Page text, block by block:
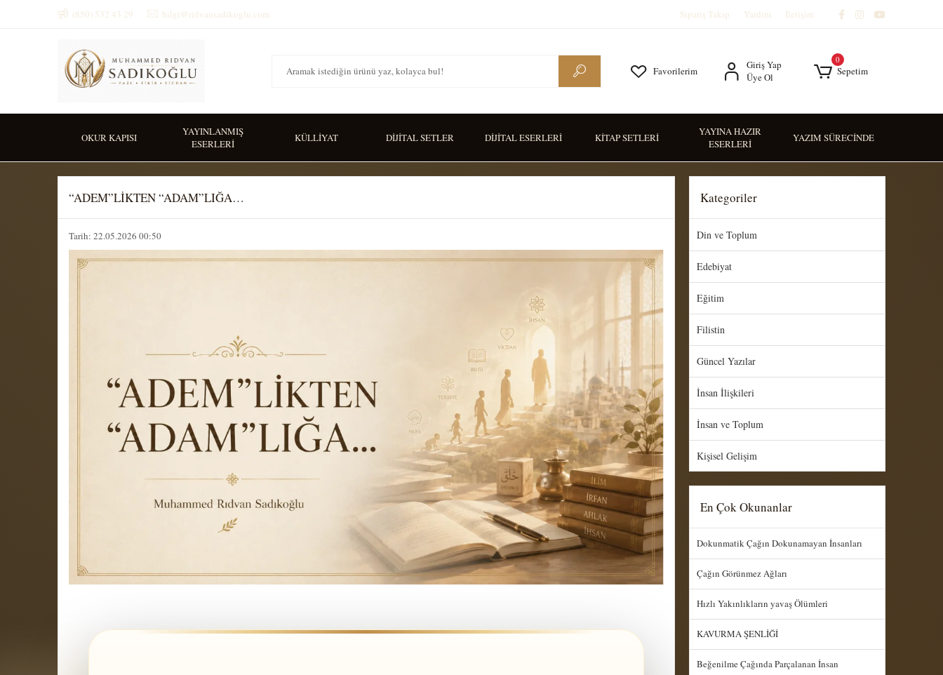
(850) 532 43 29 bilgi@ridvansadikoglu.com Sipariş Takip Yardım İletişim
Favorilerim
Giriş Yap
Üye Ol
0
Sepetim
OKUR KAPISI
YAYINLANMIŞ
ESERLERİ
KÜLLİYAT DİJİTAL SETLER DİJİTAL ESERLERİ KİTAP SETLERİ
YAYINA HAZIR
ESERLERİ
YAZIM SÜRECİNDE
“ADEM”LİKTEN “ADAM”LIĞA…
Tarih: 22.05.2026 00:50
Kategoriler
Din ve Toplum
Edebiyat
Eğitim
Filistin
Güncel Yazılar
İnsan İlişkileri
İnsan ve Toplum
Kişisel Gelişim
En Çok Okunanlar
Dokunmatik Çağın Dokunamayan İnsanları
Çağın Görünmez Ağları
Hızlı Yakınlıkların yavaş Ölümleri
KAVURMA ŞENLİĞİ
Beğenilme Çağında Parçalanan İnsan